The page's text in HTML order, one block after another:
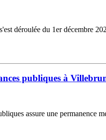
déroulée du 1er décembre
publiques à
assure une